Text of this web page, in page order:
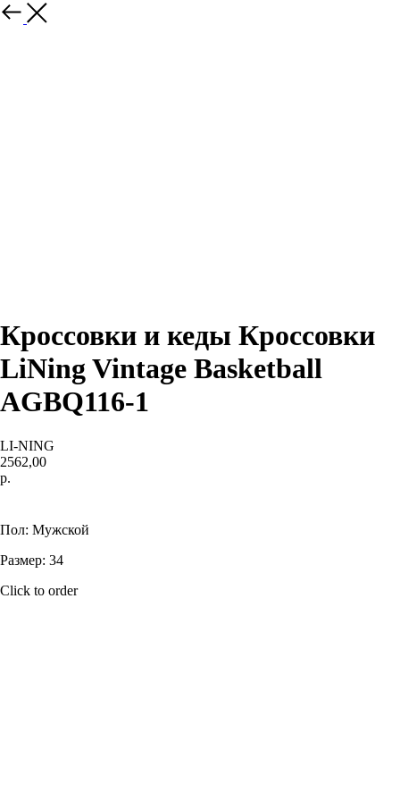
Назад
Кроссовки и кеды Кроссовки
LiNing Vintage Basketball
AGBQ116-1
LI-NING
2562,00
р.
Пол: Мужской
Размер: 34
Click to order